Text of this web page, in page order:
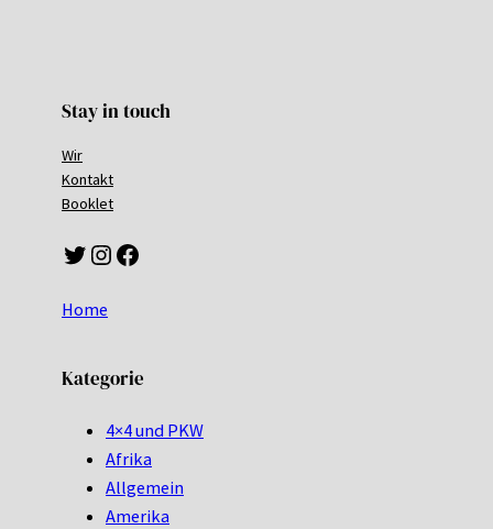
Stay in touch
Wir
Kontakt
Booklet
Twitter Instagram Facebook
Home
Kategorie
4×4 und PKW
Afrika
Allgemein
Amerika